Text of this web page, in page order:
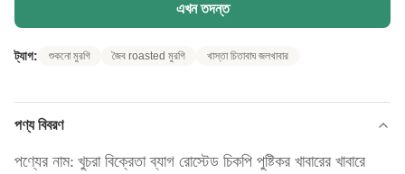
এখন তদন্ত
ট্যাগ: শুকনো মুরগি জৈব roasted মুরগি খাস্তা চিতাবাঘ জলখাবার
পণ্য বিবরণ
পণ্যের নাম: খুচরা বিক্রেতা ব্যাগ রোস্টেড চিকপি পুষ্টিকর খাবারের খাবারে